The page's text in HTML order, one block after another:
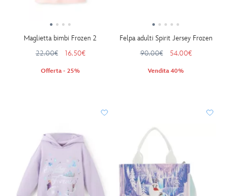
Maglietta bimbi Frozen 2
22.00€
16.50€
Offerta - 25%
Felpa adulti Spirit Jersey Frozen
90.00€
54.00€
Vendita 40%